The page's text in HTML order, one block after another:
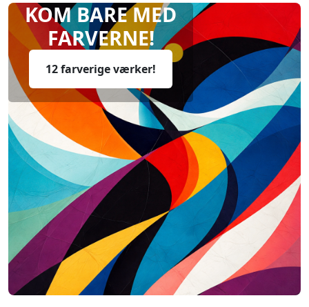
KOM BARE MED
FARVERNE!
12 farverige værker!